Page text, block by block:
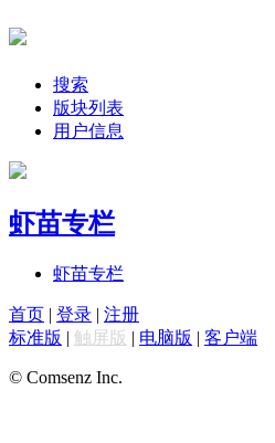
搜索
版块列表
用户信息
虾苗专栏
虾苗专栏
首页 | 登录 | 注册
标准版 | 触屏版 | 电脑版 | 客户端
© Comsenz Inc.